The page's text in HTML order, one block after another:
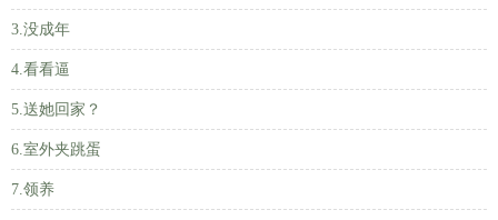
3.没成年
4.看看逼
5.送她回家？
6.室外夹跳蛋
7.领养